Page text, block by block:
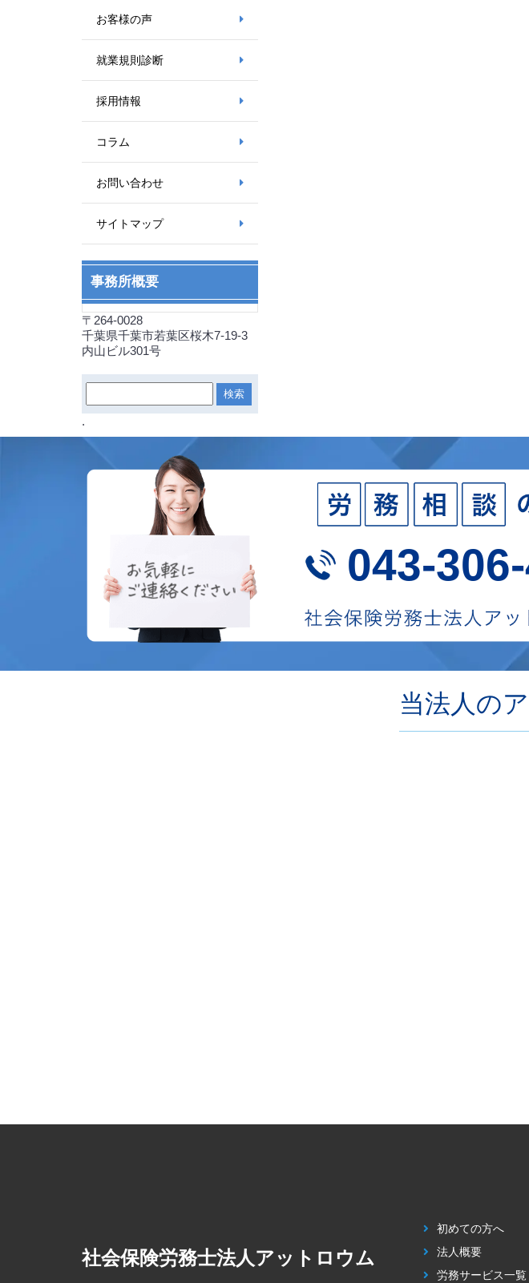
お客様の声
就業規則診断
採用情報
コラム
お問い合わせ
サイトマップ
事務所概要
〒264-0028
千葉県千葉市若葉区桜木7-19-3
内山ビル301号
.
043-
当法人の
社会保険労務士法人アットロウム
初めての方へ
法人概要
労務サービス一覧